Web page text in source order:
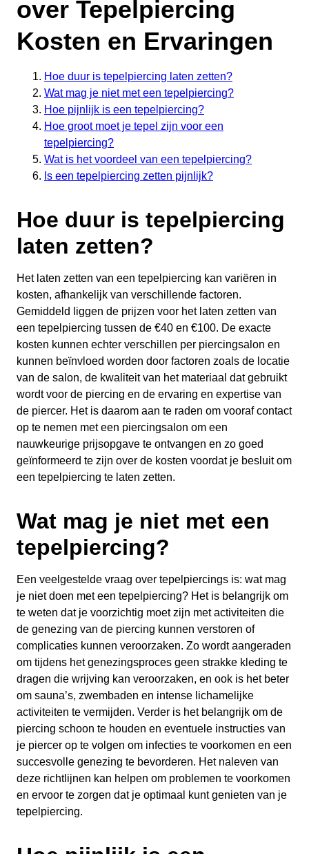
over Tepelpiercing
Kosten en Ervaringen
Hoe duur is tepelpiercing laten zetten?
Wat mag je niet met een tepelpiercing?
Hoe pijnlijk is een tepelpiercing?
Hoe groot moet je tepel zijn voor een
tepelpiercing?
Wat is het voordeel van een tepelpiercing?
Is een tepelpiercing zetten pijnlijk?
Hoe duur is tepelpiercing
laten zetten?
Het laten zetten van een tepelpiercing kan variëren in
kosten, afhankelijk van verschillende factoren.
Gemiddeld liggen de prijzen voor het laten zetten van
een tepelpiercing tussen de €40 en €100. De exacte
kosten kunnen echter verschillen per piercingsalon en
kunnen beïnvloed worden door factoren zoals de locatie
van de salon, de kwaliteit van het materiaal dat gebruikt
wordt voor de piercing en de ervaring en expertise van
de piercer. Het is daarom aan te raden om vooraf contact
op te nemen met een piercingsalon om een
nauwkeurige prijsopgave te ontvangen en zo goed
geïnformeerd te zijn over de kosten voordat je besluit om
een tepelpiercing te laten zetten.
Wat mag je niet met een
tepelpiercing?
Een veelgestelde vraag over tepelpiercings is: wat mag
je niet doen met een tepelpiercing? Het is belangrijk om
te weten dat je voorzichtig moet zijn met activiteiten die
de genezing van de piercing kunnen verstoren of
complicaties kunnen veroorzaken. Zo wordt aangeraden
om tijdens het genezingsproces geen strakke kleding te
dragen die wrijving kan veroorzaken, en ook is het beter
om sauna’s, zwembaden en intense lichamelijke
activiteiten te vermijden. Verder is het belangrijk om de
piercing schoon te houden en eventuele instructies van
je piercer op te volgen om infecties te voorkomen en een
succesvolle genezing te bevorderen. Het naleven van
deze richtlijnen kan helpen om problemen te voorkomen
en ervoor te zorgen dat je optimaal kunt genieten van je
tepelpiercing.